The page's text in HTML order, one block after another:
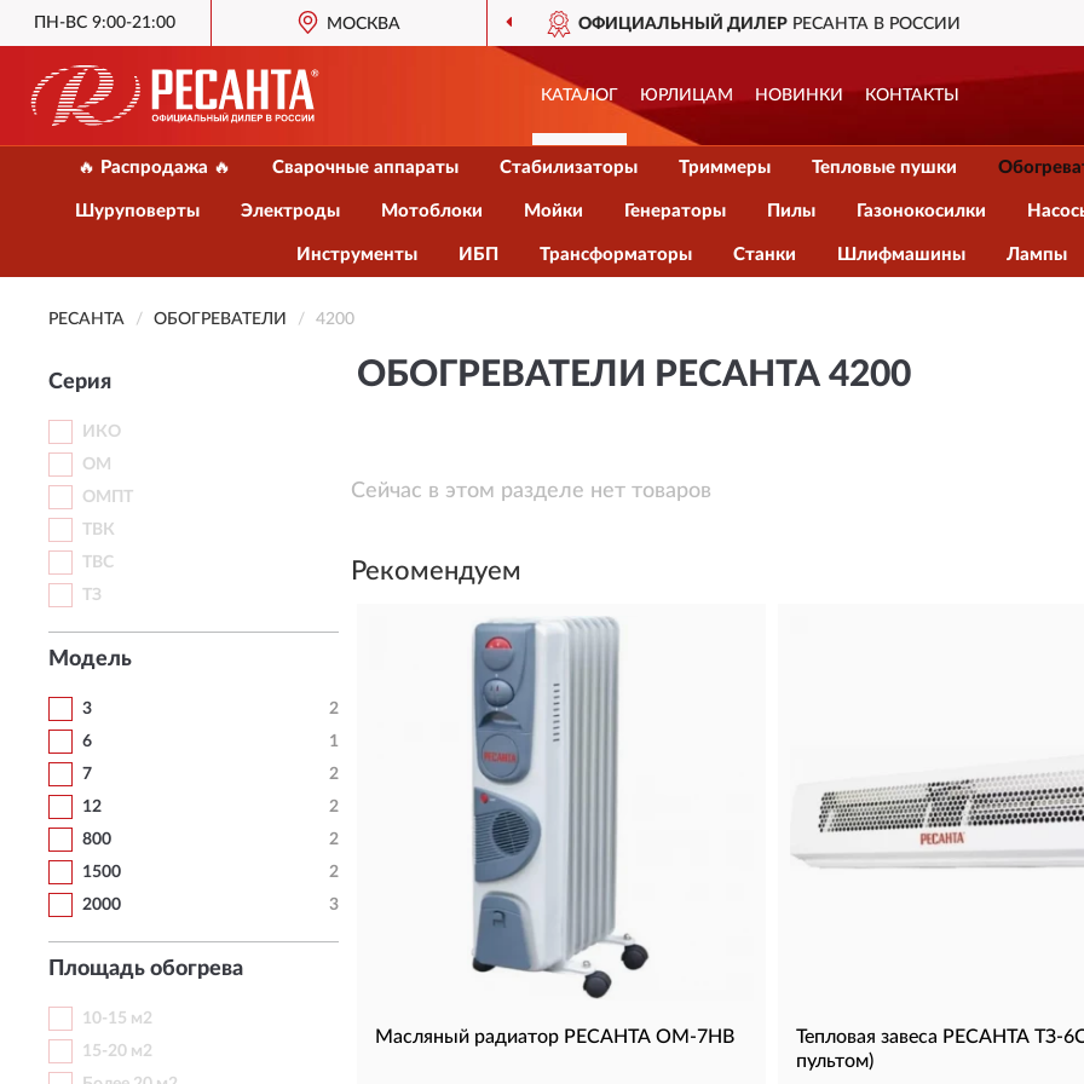
ПН-ВС 9:00-21:00 МОСКВА
ОФИЦИАЛЬНЫЙ ДИЛЕР РЕСАНТА В РОССИИ ДОСТАВИМ
КАТАЛОГ ЮРЛИЦАМ НОВИНКИ КОНТАКТЫ
🔥 Распродажа 🔥 Сварочные аппараты Стабилизаторы Триммеры Тепловые пушки
Шуруповерты Электроды Мотоблоки Мойки Генераторы Пилы Газонокосилки
Инструменты ИБП Трансформаторы Станки Шлифмашины Лампы
РЕСАНТА ОБОГРЕВАТЕЛИ 4200
Серия
ИКО
ОМ
ОМПТ
ТВК
ТВС
ТЗ
Модель
3
2
6
1
7
2
12
2
800
2
1500
2
2000
3
Площадь обогрева
10-15 м2
15-20 м2
ОБОГРЕВАТЕЛИ РЕСАНТА 4200
Сейчас в этом разделе нет товаров
Рекомендуем
Масляный радиатор РЕСАНТА ОМ-7НВ
Тепловая завеса РЕСАНТА ТЗ-
пультом)